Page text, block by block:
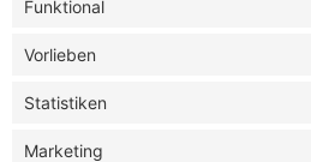
Funktional
Vorlieben
Statistiken
Marketing